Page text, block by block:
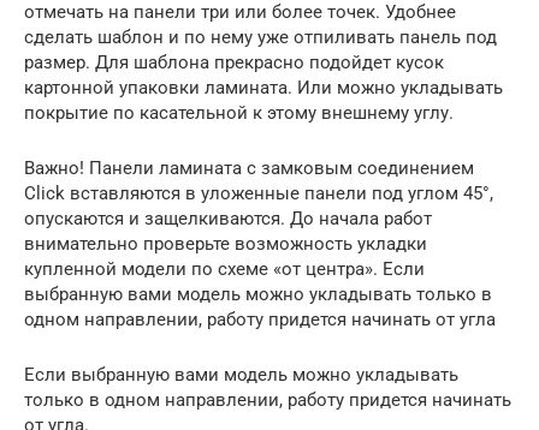
отмечать на панели три или более точек. Удобнее
сделать шаблон и по нему уже отпиливать панель под
размер. Для шаблона прекрасно подойдет кусок
картонной упаковки ламината. Или можно укладывать
покрытие по касательной к этому внешнему углу.
Важно! Панели ламината с замковым соединением
Click вставляются в уложенные панели под углом 45°,
опускаются и защелкиваются. До начала работ
внимательно проверьте возможность укладки
купленной модели по схеме «от центра». Если
выбранную вами модель можно укладывать только в
одном направлении, работу придется начинать от угла
Если выбранную вами модель можно укладывать
только в одном направлении, работу придется начинать
от угла.